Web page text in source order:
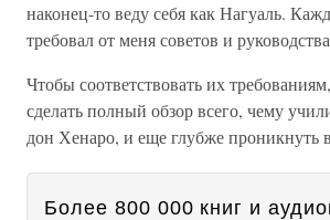
наконец-то веду себя как Нагуаль.
требовал от меня советов и
Чтобы соответствовать их
сделать полный обзор всего, чему
дон Хенаро, и еще глубже проникнуть
Более 800 000 книг и